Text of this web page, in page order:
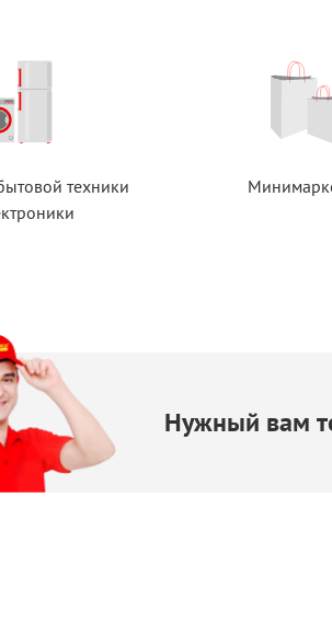
техники
Нужный вам